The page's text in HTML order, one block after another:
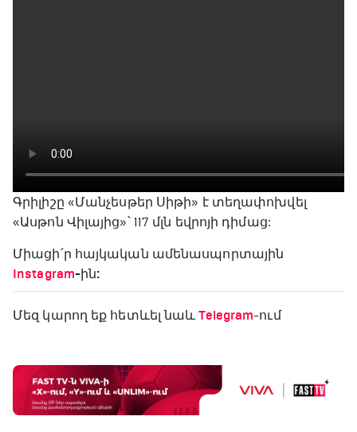
Գրիլիշը «Մանչեսթեր Սիթի» է տեղափոխվել
«Ասթոն Վիլայից»՝ 117 մլն եվրոյի դիմաց:
Միացի՛ր հայկական ամենասպորտային
Instagram-ին:
Մեզ կարող եք հետևել նաև Telegram-ում